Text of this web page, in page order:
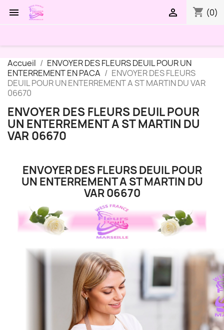
 shopping_cart (0)

Accueil
ENVOYER DES FLEURS DEUIL POUR UN
ENTERREMENT EN PACA
ENVOYER DES FLEURS
DEUIL POUR UN ENTERREMENT A ST MARTIN DU VAR
06670
ENVOYER DES FLEURS DEUIL POUR
UN ENTERREMENT A ST MARTIN DU
VAR 06670
ENVOYER DES FLEURS DEUIL POUR
UN ENTERREMENT A ST MARTIN DU
VAR 06670